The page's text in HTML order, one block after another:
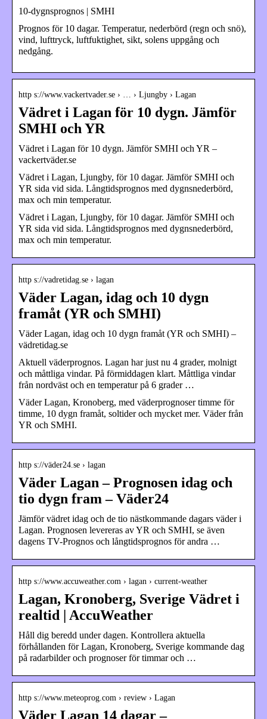
10-dygnsprognos | SMHI
Prognos för 10 dagar. Temperatur, nederbörd (regn och snö),
vind, lufttryck, luftfuktighet, sikt, solens uppgång och
nedgång.
http s://www.vackertvader.se › … › Ljungby › Lagan
Vädret i Lagan för 10 dygn. Jämför
SMHI och YR
Vädret i Lagan för 10 dygn. Jämför SMHI och YR –
vackertväder.se
Vädret i Lagan, Ljungby, för 10 dagar. Jämför SMHI och
YR sida vid sida. Långtidsprognos med dygnsnederbörd,
max och min temperatur.
Vädret i Lagan, Ljungby, för 10 dagar. Jämför SMHI och
YR sida vid sida. Långtidsprognos med dygnsnederbörd,
max och min temperatur.
http s://vadretidag.se › lagan
Väder Lagan, idag och 10 dygn
framåt (YR och SMHI)
Väder Lagan, idag och 10 dygn framåt (YR och SMHI) –
vädretidag.se
Aktuell väderprognos. Lagan har just nu 4 grader, molnigt
och måttliga vindar. På förmiddagen klart. Måttliga vindar
från nordväst och en temperatur på 6 grader …
Väder Lagan, Kronoberg, med väderprognoser timme för
timme, 10 dygn framåt, soltider och mycket mer. Väder från
YR och SMHI.
http s://väder24.se › lagan
Väder Lagan – Prognosen idag och
tio dygn fram – Väder24
Jämför vädret idag och de tio nästkommande dagars väder i
Lagan. Prognosen levereras av YR och SMHI, se även
dagens TV-Prognos och långtidsprognos för andra …
http s://www.accuweather.com › lagan › current-weather
Lagan, Kronoberg, Sverige Vädret i
realtid | AccuWeather
Håll dig beredd under dagen. Kontrollera aktuella
förhållanden för Lagan, Kronoberg, Sverige kommande dag
på radarbilder och prognoser för timmar och …
http s://www.meteoprog.com › review › Lagan
Väder Lagan 14 dagar –